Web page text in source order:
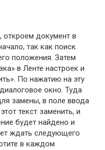
откроем документ в
так как поиск
положения. Затем
в Ленте настроек и
По нажатию на эту
окно. Туда
замены, в поле ввода
текст заменить, и
будет найдено и
ждать следующего
в каждом